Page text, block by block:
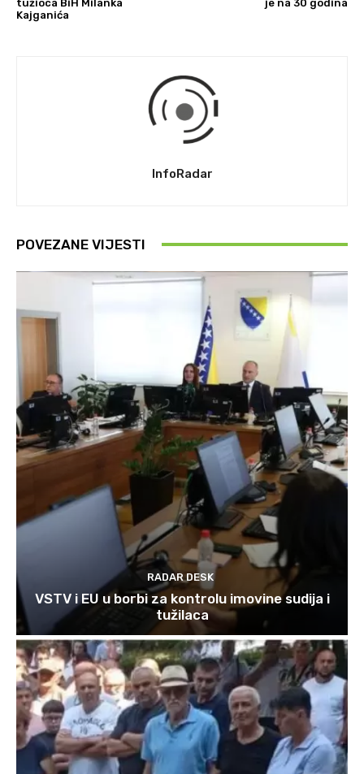
tužioca BiH Milanka
Kajganića
je na 30 godina
InfoRadar
POVEZANE VIJESTI
RADAR DESK
VSTV i EU u borbi za kontrolu imovine sudija i
tužilaca